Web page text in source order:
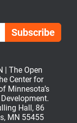
| The Open
Center for
Minnesota’s
Hall, 86
MN 55455